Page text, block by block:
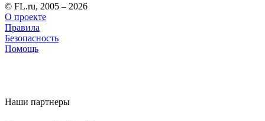
© FL.ru, 2005 – 2026
О проекте
Правила
Безопасность
Помощь
Наши партнеры